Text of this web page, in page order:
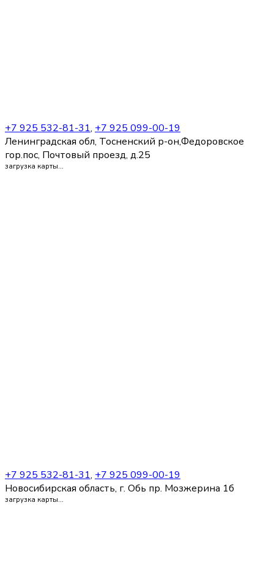
+7 925 532-81-31, +7 925 099-00-19
Ленинградская обл, Тосненский р-он,Федоровское
гор.пос, Почтовый проезд, д.25
загрузка карты...
+7 925 532-81-31, +7 925 099-00-19
Новосибирская область, г. Обь пр. Мозжерина 1б
загрузка карты...